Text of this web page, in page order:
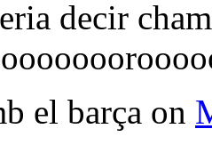
decir
el barça on